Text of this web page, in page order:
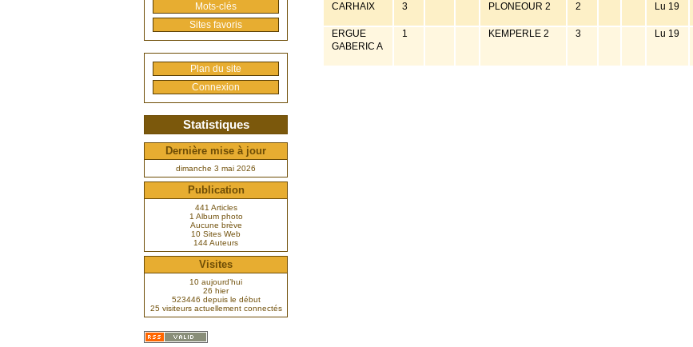
CARHAIX
3 PLONEOUR 2 2 Lu 19
ERGUE
GABERIC A
1 KEMPERLE 2 3 Lu 19
Mots-clés
Sites favoris
Plan du site
Connexion
Statistiques
Dernière mise à jour
dimanche 3 mai 2026
Publication
441 Articles
1 Album photo
Aucune brève
10 Sites Web
144 Auteurs
Visites
10 aujourd’hui
26 hier
523446 depuis le début
25 visiteurs actuellement connectés